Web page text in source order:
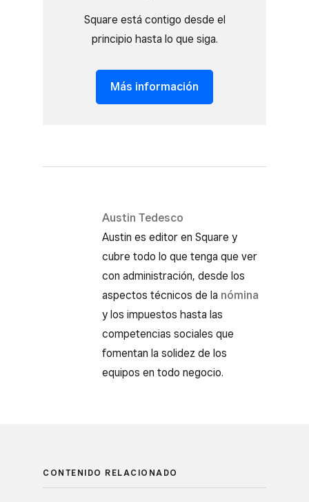
Square está contigo desde el
principio hasta lo que siga.
Más información
Austin Tedesco
Austin es editor en Square y
cubre todo lo que tenga que ver
con administración, desde los
aspectos técnicos de la nómina
y los impuestos hasta las
competencias sociales que
fomentan la solidez de los
equipos en todo negocio.
CONTENIDO RELACIONADO